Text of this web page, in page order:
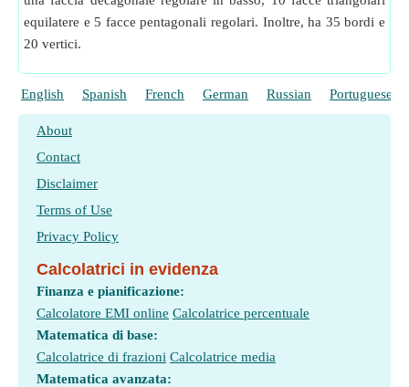
equilatere e 5 facce pentagonali regolari. Inoltre, ha 35 bordi e
20 vertici.
English Spanish French German Russian Portuguese
About
Contact
Disclaimer
Terms of Use
Privacy Policy
Calcolatrici in evidenza
Finanza e pianificazione:
Calcolatore EMI online Calcolatrice percentuale
Matematica di base:
Calcolatrice di frazioni Calcolatrice media
Matematica avanzata: